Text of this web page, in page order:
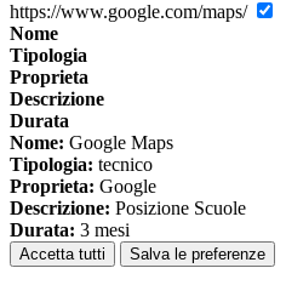
https://www.google.com/maps/
Nome
Tipologia
Proprieta
Descrizione
Durata
Nome: Google Maps
Tipologia: tecnico
Proprieta: Google
Descrizione: Posizione Scuole
Durata: 3 mesi
Accetta tutti Salva le preferenze